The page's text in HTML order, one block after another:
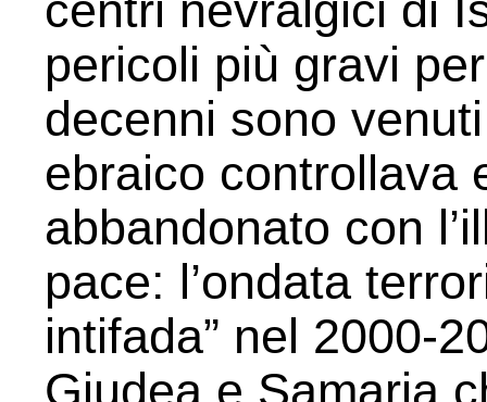
pericoli più gravi
decenni sono
ebraico controllava
abbandonato con
pace: l’ondata
intifada” nel 2000-
Giudea e Samaria